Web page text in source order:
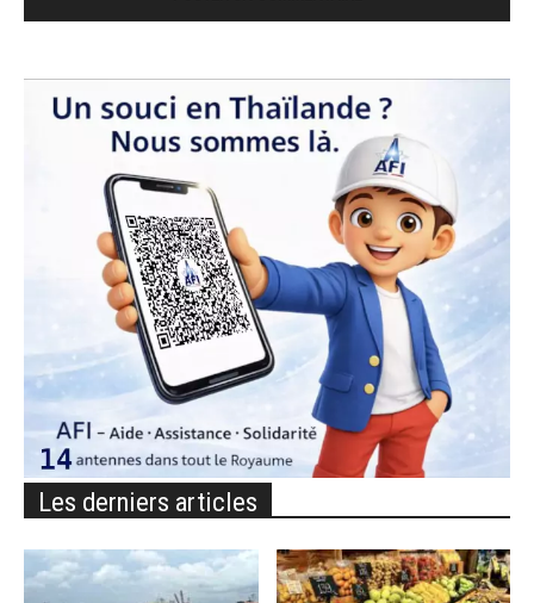
Les derniers articles